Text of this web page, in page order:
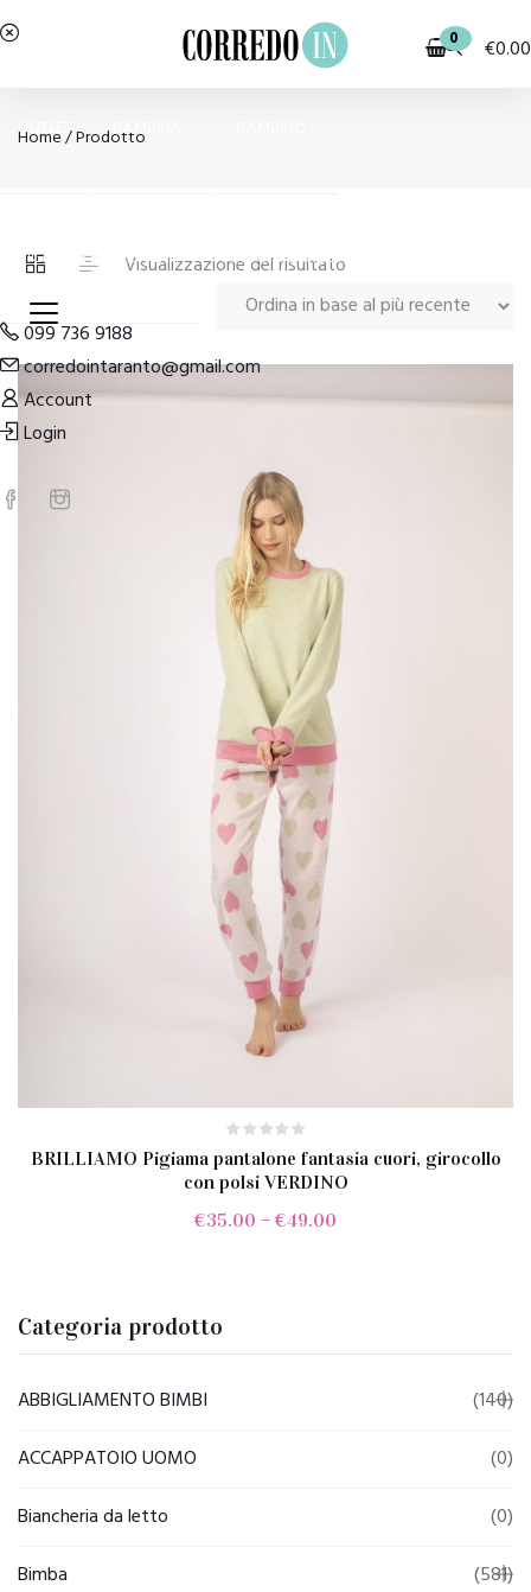
0 €0.00
OUTLET BAMBINA
PIGIAMI E HOMEWEAR COSTUMI E MODA MARE
099 736 9188
corredointaranto@gmail.com
Account
Login
Home/ Prodotto
Visualizzazione del risultato
BRILLIAMO Pigiama pantalone fantasia cuori, girocollo
con polsi VERDINO
€35.00 – €49.00
Categoria prodotto
ABBIGLIAMENTO BIMBI
(140)
ACCAPPATOIO UOMO
(0)
Biancheria da letto
(0)
Bimba
(581)